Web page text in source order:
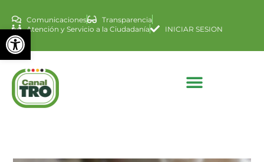
Abrir barra de
Comunicaciones
Transparencia
Atención y Servicio a la Ciudadanía
INICIAR SESION